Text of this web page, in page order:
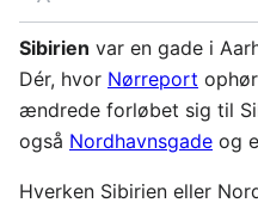
Sibirien var en gade i
Dér, hvor Nørreport
ændrede forløbet sig til
også Nordhavnsgade og
Hverken Sibirien eller